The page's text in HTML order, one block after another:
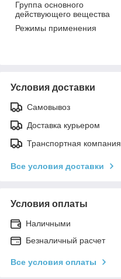
Группа основного
действующего вещества
Режимы применения
Условия доставки
Самовывоз
Доставка курьером
Транспортная компания
Все условия доставки
Условия оплаты
Наличными
Безналичный расчет
Все условия оплаты